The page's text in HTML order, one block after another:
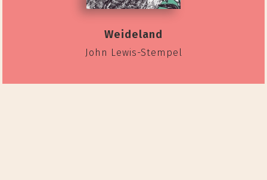
Weideland
John Lewis-Stempel